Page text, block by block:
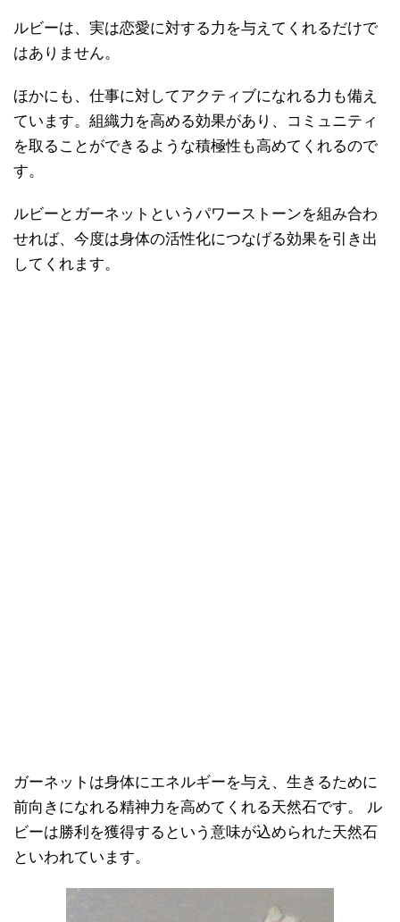
ルビーは、実は恋愛に対する力を与えてくれるだけで
はありません。
ほかにも、仕事に対してアクティブになれる力も備え
ています。組織力を高める効果があり、コミュニティ
を取ることができるような積極性も高めてくれるので
す。
ルビーとガーネットというパワーストーンを組み合わ
せれば、今度は身体の活性化につなげる効果を引き出
してくれます。
ガーネットは身体にエネルギーを与え、生きるために
前向きになれる精神力を高めてくれる天然石です。 ル
ビーは勝利を獲得するという意味が込められた天然石
といわれています。